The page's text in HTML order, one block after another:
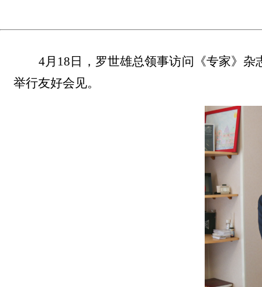
4月 18 日，罗世雄总领事访问《专家》
举行友好会见。